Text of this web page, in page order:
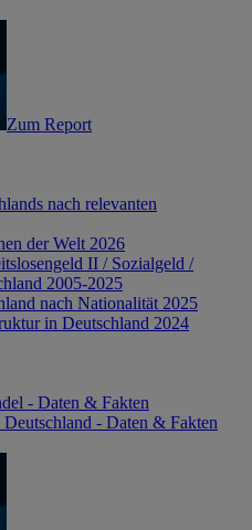
Zum Report
nach relevanten
der Welt 2026
II / Sozialgeld /
2005-2025
nach Nationalität 2025
in Deutschland 2024
- Daten & Fakten
- Daten & Fakten